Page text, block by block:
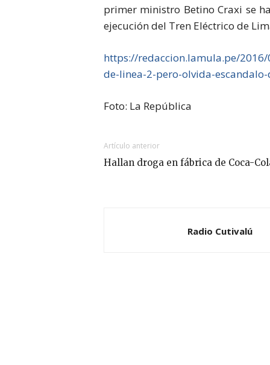
primer ministro Betino Craxi se
ejecución del Tren Eléctrico de
https://redaccion.lamula.pe/
de-linea-2-pero-olvida-
Foto: La República
Artículo anterior
Hallan droga en fábrica de Coca-
Radio Cutivalú